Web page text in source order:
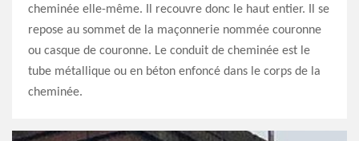
cheminée elle-même. Il recouvre donc le haut entier. Il se
repose au sommet de la maçonnerie nommée couronne
ou casque de couronne. Le conduit de cheminée est le
tube métallique ou en béton enfoncé dans le corps de la
cheminée.